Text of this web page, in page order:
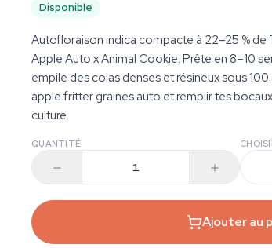
Disponible
Autofloraison indica compacte à 22–25 % de
Apple Auto x Animal Cookie. Prête en 8–10
empile des colas denses et résineux sous
apple fritter graines auto et remplir tes
culture.
QUANTITÉ
Ajouter au